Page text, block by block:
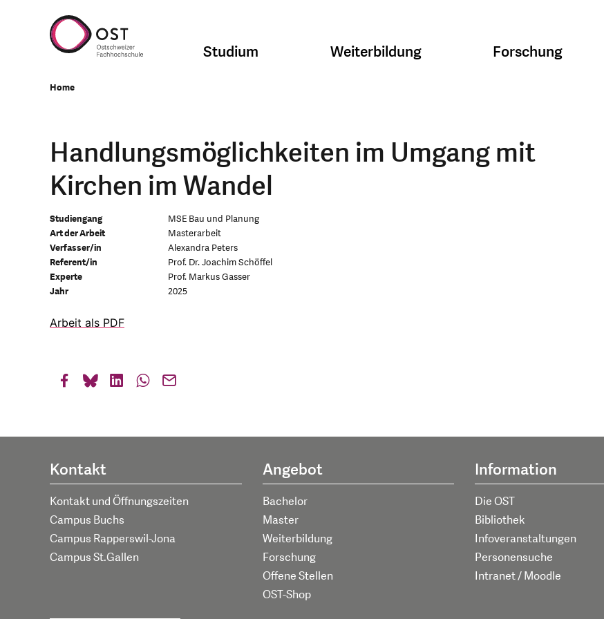
Studium Weiterbildung Forschung
Home
Handlungsmöglichkeiten im Umgang mit
Kirchen im Wandel
Studiengang
MSE Bau und Planung
Art der Arbeit
Masterarbeit
Verfasser/in
Alexandra Peters
Referent/in
Prof. Dr. Joachim Schöffel
Experte
Prof. Markus Gasser
Jahr
2025
Arbeit als PDF
Kontakt
Kontakt und Öffnungszeiten
Campus Buchs
Campus Rapperswil-Jona
Campus St.Gallen
Angebot
Bachelor
Master
Weiterbildung
Forschung
Offene Stellen
OST-Shop
Information
Die OST
Bibliothek
Infoveranstaltungen
Personensuche
Intranet / Moodle